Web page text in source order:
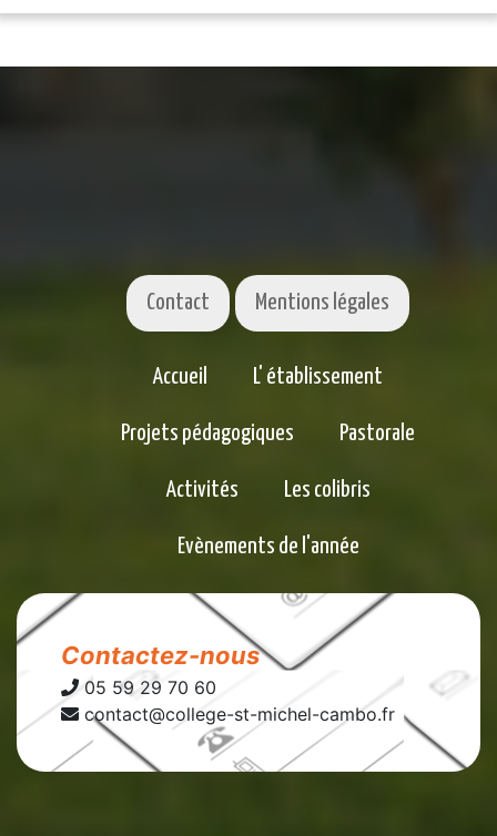
Contact Mentions légales
Accueil L' établissement
Projets pédagogiques Pastorale
Activités Les colibris
Evènements de l'année
Contactez-nous
05 59 29 70 60
contact@college-st-michel-cambo.fr